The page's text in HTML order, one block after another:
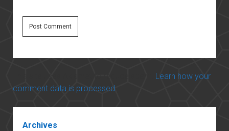
Learn how your
comment data is processed.
Archives